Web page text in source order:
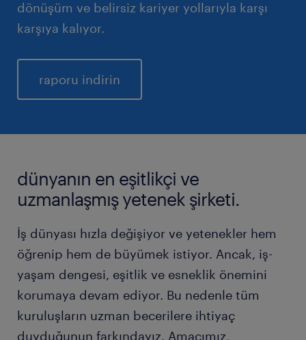
dönüşüm ve belirsiz kariyer yollarıyla karşı
karşıya kalıyor.
raporu indirin
dünyanın en eşitlikçi ve
uzmanlaşmış yetenek şirketi.
İş dünyası hızla değişiyor ve yetenekler hem
öğrenip hem de büyümek istiyor. Ancak, iş-
yaşam dengesi, eşitlik ve esneklik önemini
korumaya devam ediyor. Bu nedenle tüm
kuruluşların uzman becerilere ihtiyaç
duyduğunun farkındayız. Amacımız,